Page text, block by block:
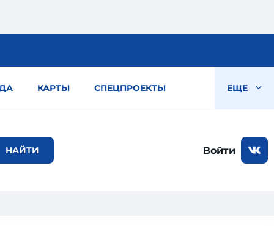
КАРТЫ СПЕЦПРОЕКТЫ ЕЩЕ
Войти